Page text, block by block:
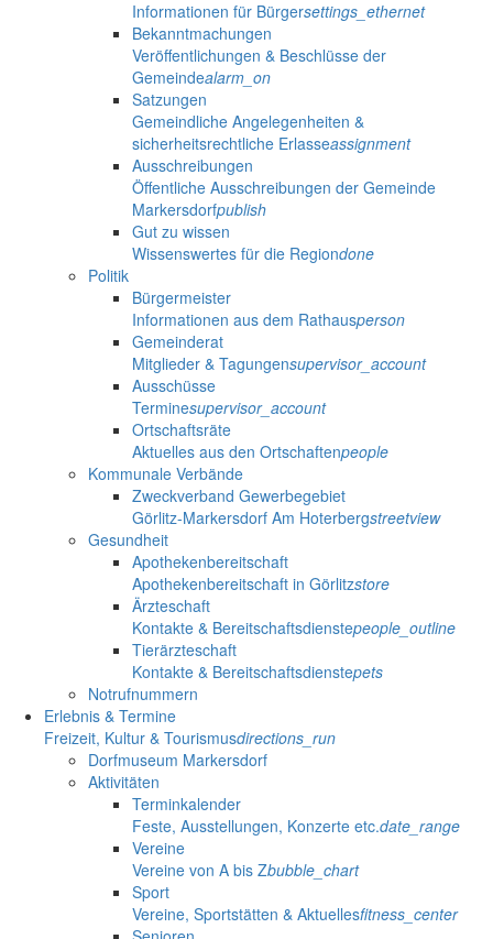
Informationen für Bürgersettings_ethernet
Bekanntmachungen
Veröffentlichungen & Beschlüsse der
Gemeindealarm_on
Satzungen
Gemeindliche Angelegenheiten &
sicherheitsrechtliche Erlasseassignment
Ausschreibungen
Öffentliche Ausschreibungen der Gemeinde
Markersdorfpublish
Gut zu wissen
Wissenswertes für die Regiondone
Politik
Bürgermeister
Informationen aus dem Rathausperson
Gemeinderat
Mitglieder & Tagungensupervisor_account
Ausschüsse
Terminesupervisor_account
Ortschaftsräte
Aktuelles aus den Ortschaftenpeople
Kommunale Verbände
Zweckverband Gewerbegebiet
Görlitz-Markersdorf Am Hoterbergstreetview
Gesundheit
Apothekenbereitschaft
Apothekenbereitschaft in Görlitzstore
Ärzteschaft
Kontakte & Bereitschaftsdienstepeople_outline
Tierärzteschaft
Kontakte & Bereitschaftsdienstepets
Notrufnummern
Erlebnis & Termine
Freizeit, Kultur & Tourismusdirections_run
Dorfmuseum Markersdorf
Aktivitäten
Terminkalender
Feste, Ausstellungen, Konzerte etc.date_range
Vereine
Vereine von A bis Zbubble_chart
Sport
Vereine, Sportstätten & Aktuellesfitness_center